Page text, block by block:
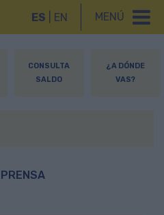
MENÚ
ES EN
CONSULTA
SALDO
¿A DÓNDE
VAS?